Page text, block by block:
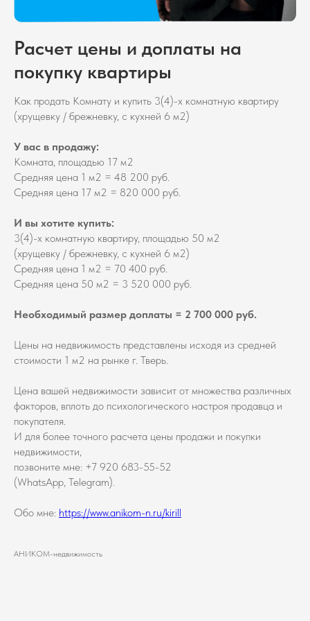
Расчет цены и доплаты на
покупку квартиры
Как продать Комнату и купить 3(4)-х комнатную квартиру
(хрущевку / брежневку, с кухней 6 м2)
У вас в продажу:
Комната, площадью 17 м2
Средняя цена 1 м2 = 48 200 руб.
Средняя цена 17 м2 = 820 000 руб.
И вы хотите купить:
3(4)-х комнатную квартиру, площадью 50 м2
(хрущевку / брежневку, с кухней 6 м2)
Средняя цена 1 м2 = 70 400 руб.
Средняя цена 50 м2 = 3 520 000 руб.
Необходимый размер доплаты = 2 700 000 руб.
Цены на недвижимость представлены исходя из средней
стоимости 1 м2 на рынке г. Тверь.
Цена вашей недвижимости зависит от множества различных
факторов, вплоть до психологического настроя продавца и
покупателя.
И для более точного расчета цены продажи и покупки
недвижимости,
позвоните мне: +7 920 683-55-52
(WhatsApp, Telegram).
Обо мне: https://www.anikom-n.ru/kirill
АНИКОМ-недвижимость